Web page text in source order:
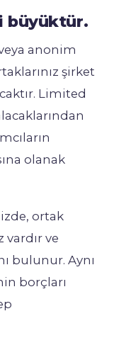
büyüktür.
anonim
şirket
Limited
olanak
ortak
ve
bulunur. Aynı
borçları